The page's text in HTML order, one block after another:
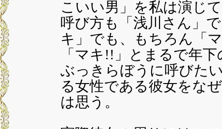
こいい男」を私は演じ
呼び方も「浅川さん」
キ」でも、もちろん「
「マキ!!」とまるで年
ぶっきらぼうに呼びた
る女性である彼女をな
は思う。